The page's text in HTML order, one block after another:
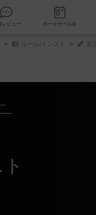
新着レビュー ボー
ルール/インスト 哀